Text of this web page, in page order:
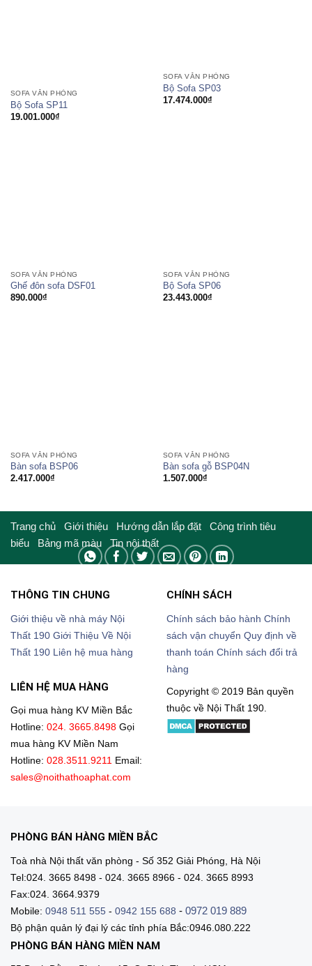
SOFA VĂN PHÒNG
Bộ Sofa SP11
19.001.000₫
SOFA VĂN PHÒNG
Bộ Sofa SP03
17.474.000₫
SOFA VĂN PHÒNG
Ghế đôn sofa DSF01
890.000₫
SOFA VĂN PHÒNG
Bộ Sofa SP06
23.443.000₫
SOFA VĂN PHÒNG
Bàn sofa BSP06
2.417.000₫
SOFA VĂN PHÒNG
Bàn sofa gỗ BSP04N
1.507.000₫
Trang chủ Giới thiệu Hướng dẫn lắp đặt Công trình tiêu
biểu
Bảng mã màu Tin nội thất
THÔNG TIN CHUNG
Giới thiệu về nhà máy Nội
Thất 190 Giới Thiệu Về Nội
Thất 190 Liên hệ mua hàng
CHÍNH SÁCH
Chính sách bảo hành Chính
sách vận chuyển Quy định về
thanh toán Chính sách đổi trả
hàng
LIÊN HỆ MUA HÀNG
Gọi mua hàng KV Miền Bắc
Hotline: 024. 3665.8498 Gọi
mua hàng KV Miền Nam
Hotline: 028.3511.9211 Email:
sales@noithathoaphat.com
Copyright © 2019 Bản quyền
thuộc về Nội Thất 190.
PHÒNG BÁN HÀNG MIỀN BẮC
Toà nhà Nội thất văn phòng - Số 352 Giải Phóng, Hà Nội
Tel:024. 3665 8498 - 024. 3665 8966 - 024. 3665 8993
Fax:024. 3664.9379
Mobile: 0948 511 555 - 0942 155 688 - 0972 019 889
Bộ phận quản lý đại lý các tỉnh phía Bắc:0946.080.222
PHÒNG BÁN HÀNG MIỀN NAM